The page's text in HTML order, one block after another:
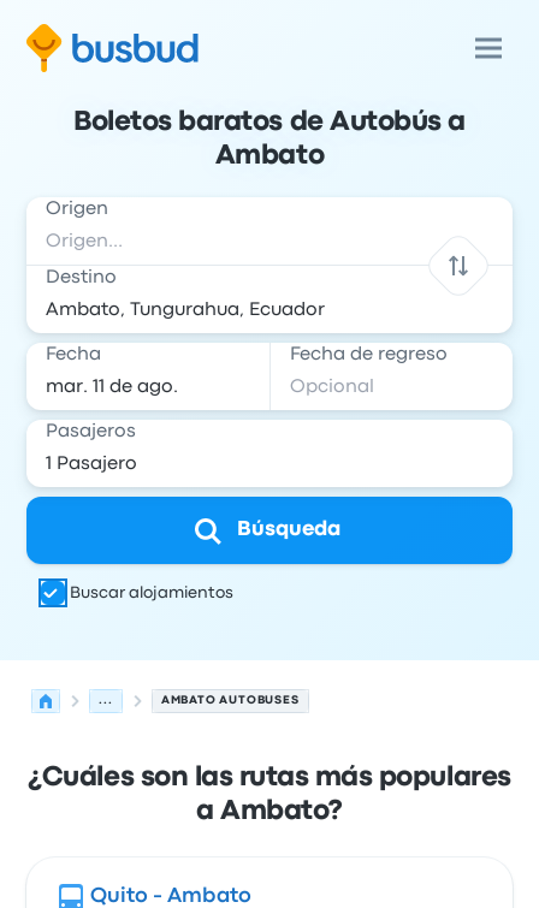
Boletos baratos de Autobús a
Ambato
Origen
Destino
Fecha Fecha de regreso
Pasajeros
Búsqueda
Buscar alojamientos
... AMBATO AUTOBUSES
¿Cuáles son las rutas más populares
a Ambato?
Quito - Ambato